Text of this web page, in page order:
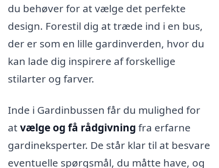
du behøver for at vælge det perfekte
design. Forestil dig at træde ind i en bus,
der er som en lille gardinverden, hvor du
kan lade dig inspirere af forskellige
stilarter og farver.
Inde i Gardinbussen får du mulighed for
at vælge og få rådgivning fra erfarne
gardineksperter. De står klar til at besvare
eventuelle spørgsmål, du måtte have, og